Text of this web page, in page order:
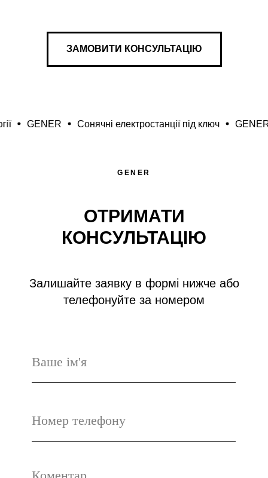
ЗАМОВИТИ КОНСУЛЬТАЦІЮ
Сонячні електростанції під ключ GENER
GENER
ОТРИМАТИ
КОНСУЛЬТАЦІЮ
Залишайте заявку в формі нижче або
телефонуйте за номером